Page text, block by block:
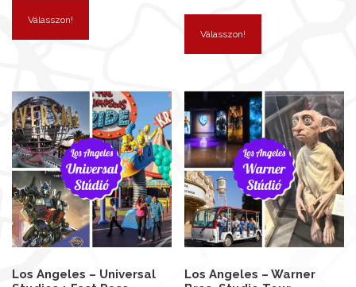
Válasszon!
Válasszon!
Los Angeles – Universal
Los Angeles – Warner